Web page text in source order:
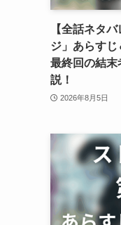
【全話ネタ
ジ」あらすじ
最終回の結末
説！
2026年8月5日